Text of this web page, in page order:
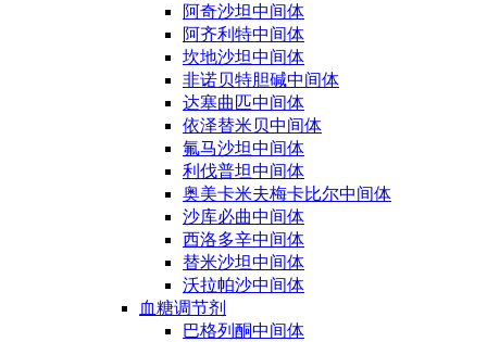
阿奇沙坦中间体
阿齐利特中间体
坎地沙坦中间体
非诺贝特胆碱中间体
达塞曲匹中间体
依泽替米贝中间体
氟马沙坦中间体
利伐普坦中间体
奥美卡米夫梅卡比尔中间体
沙库必曲中间体
西洛多辛中间体
替米沙坦中间体
沃拉帕沙中间体
血糖调节剂
巴格列酮中间体